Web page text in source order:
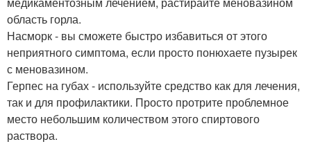
область горла.
Насморк - вы сможете быстро избавиться от этого
неприятного симптома, если просто понюхаете пузырек
с меновазином.
Герпес на губах - используйте средство как для лечения,
так и для профилактики. Просто протрите проблемное
место небольшим количеством этого спиртового
раствора.